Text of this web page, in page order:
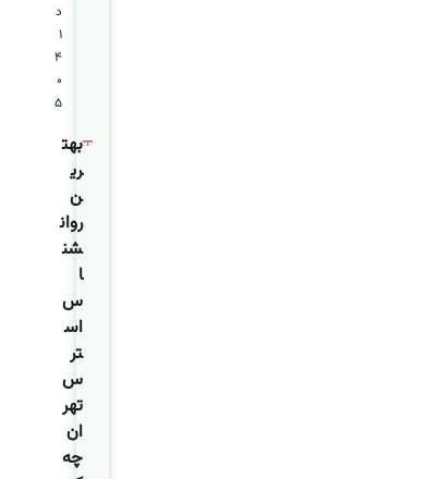
د
1
4
0
5
بهت
ری
ن
روان
شن
ا
س
اس
تر
س
تهر
ان
چه